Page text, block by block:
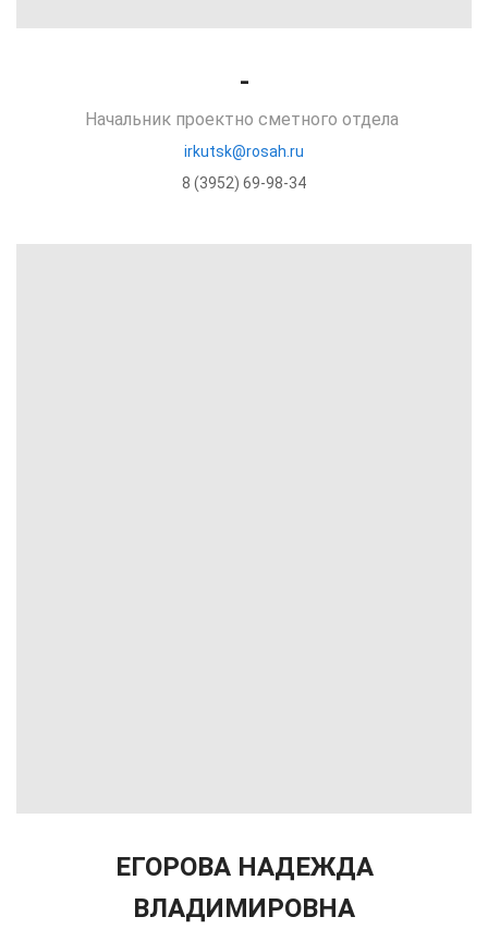
-
Начальник проектно сметного отдела
irkutsk@rosah.ru
8 (3952) 69-98-34
ЕГОРОВА НАДЕЖДА
ВЛАДИМИРОВНА